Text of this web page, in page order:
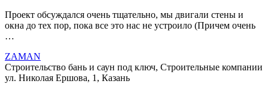
Проект обсуждался очень тщательно, мы двигали стены и
окна до тех пор, пока все это нас не устроило (Причем очень
…
ZAMAN
Строительство бань и саун под ключ, Строительные компании
ул. Николая Ершова, 1, Казань